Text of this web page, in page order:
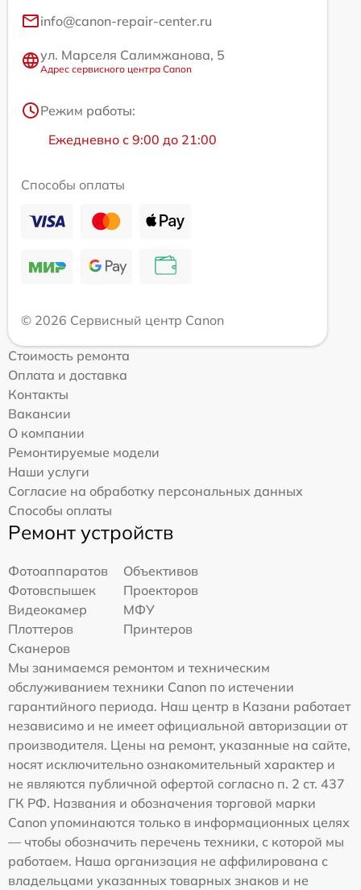
info@canon-repair-center.ru
ул. Марселя Салимжанова, 5
Адрес сервисного центра Canon
Режим работы:
Ежедневно с 9:00 до 21:00
Способы оплаты
© 2026 Сервисный центр Canon
Стоимость ремонта
Оплата и доставка
Контакты
Вакансии
О компании
Ремонтируемые модели
Наши услуги
Согласие на обработку персональных данных
Способы оплаты
Ремонт устройств
Фотоаппаратов
Объективов
Фотовспышек
Проекторов
Видеокамер
МФУ
Плоттеров
Принтеров
Сканеров
Мы занимаемся ремонтом и техническим
обслуживанием техники Canon по истечении
гарантийного периода. Наш центр в Казани работает
независимо и не имеет официальной авторизации от
производителя. Цены на ремонт, указанные на сайте,
носят исключительно ознакомительный характер и
не являются публичной офертой согласно п. 2 ст. 437
ГК РФ. Названия и обозначения торговой марки
Canon упоминаются только в информационных целях
— чтобы обозначить перечень техники, с которой мы
работаем. Наша организация не аффилирована с
владельцами указанных товарных знаков и не